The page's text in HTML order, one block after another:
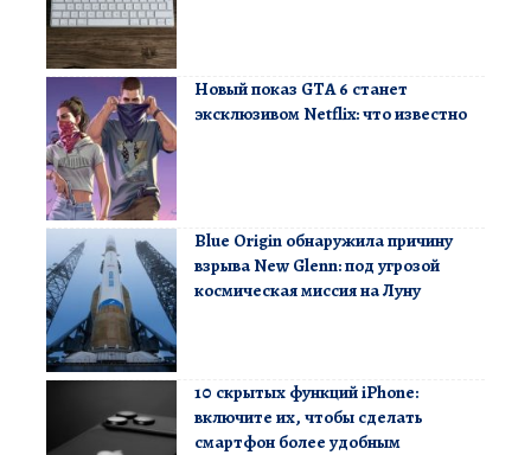
Новый показ GTA 6 станет
эксклюзивом Netflix: что известно
Blue Origin обнаружила причину
взрыва New Glenn: под угрозой
космическая миссия на Луну
10 скрытых функций iPhone:
включите их, чтобы сделать
смартфон более удобным